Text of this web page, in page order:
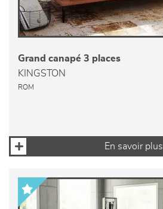
Grand canapé 3 places
KINGSTON
ROM
En savoir plus